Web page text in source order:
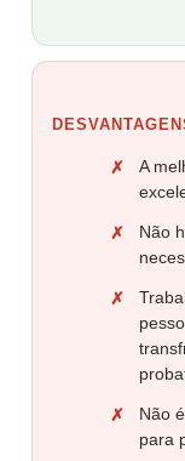
A
Não
Não
para